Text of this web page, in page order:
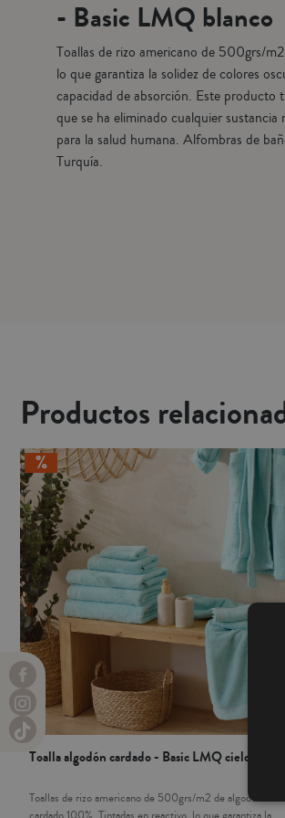
- Basic LMQ blanco
Toallas de rizo americano de 500grs/
lo que garantiza la solidez de colores
capacidad de absorción. Este
que se ha eliminado cualquier
para la salud humana. Alfombras de
Turquía.
Productos
Toalla algodón cardado - Basic LMQ cielo
Toallas de rizo americano de 500grs/m2 de algodón